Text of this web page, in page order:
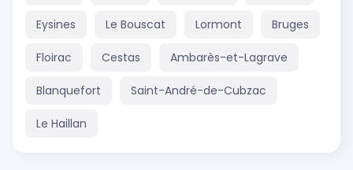
Eysines Le Bouscat Lormont Bruges
Floirac Cestas Ambarès-et-Lagrave
Blanquefort Saint-André-de-Cubzac
Le Haillan